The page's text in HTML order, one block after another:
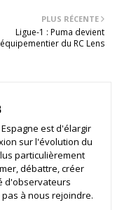
PLUS RÉCENTE
Ligue-1 : Puma devient
du RC Lens
est d'élargir
sur l'évolution du
particulièrement
débattre, créer
d'observateurs
à nous rejoindre.